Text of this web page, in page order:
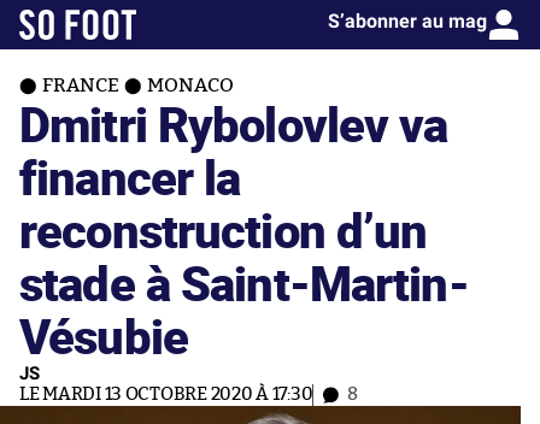
S’abonner au mag
FRANCE MONACO
Dmitri Rybolovlev va
financer la
reconstruction d’un
stade à Saint-Martin-
Vésubie
JS
LE MARDI 13 OCTOBRE 2020 À 17:30 8